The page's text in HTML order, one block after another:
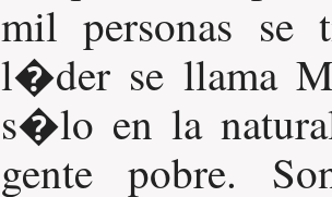
mil personas
l�der se llama
s�lo en la
gente pobre.